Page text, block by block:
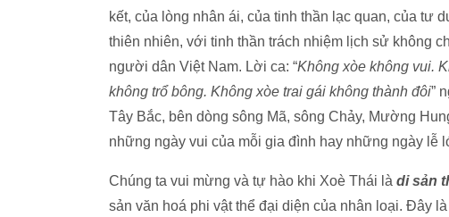
kết, của lòng nhân ái, của tinh thần lạc quan, của tư
thiên nhiên, với tinh thần trách nhiệm lịch sử không
người dân Việt Nam. Lời ca: “Không xòe không vui.
không trổ bông. Không xòe trai gái không thành đôi”
Tây Bắc, bên dòng sông Mã, sông Chảy, Mường
những ngày vui của mỗi gia đình hay những ngày lễ
Chúng ta vui mừng và tự hào khi Xoè Thái là di sản
sản văn hoá phi vật thể đại diện của nhân loại. Đây